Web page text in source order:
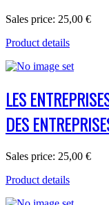
Sales price: 25,00 €
Product details
LES
DES
Sales price: 25,00 €
Product details